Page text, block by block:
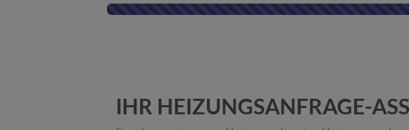
IHR HEIZUNGSANFRAGE-